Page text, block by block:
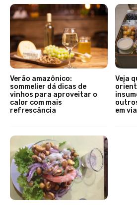
Verão amazônico:
sommelier dá dicas de
vinhos para aproveitar o
calor com mais
refrescância
Veja
em